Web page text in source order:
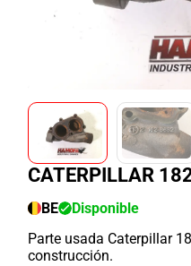
CATERPILLAR
BE
Disponible
Parte usada Caterpillar
construcción.